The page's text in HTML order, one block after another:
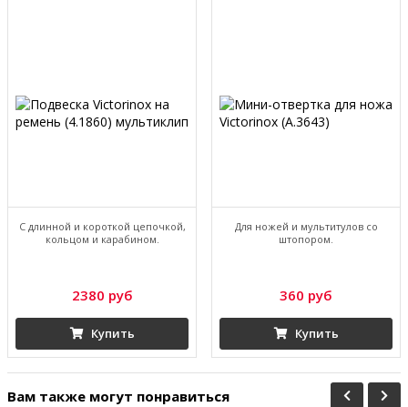
С длинной и короткой цепочкой,
кольцом и карабином.
2380 руб
Купить
Для ножей и мультитулов со
штопором.
360 руб
Купить
Вам также могут понравиться